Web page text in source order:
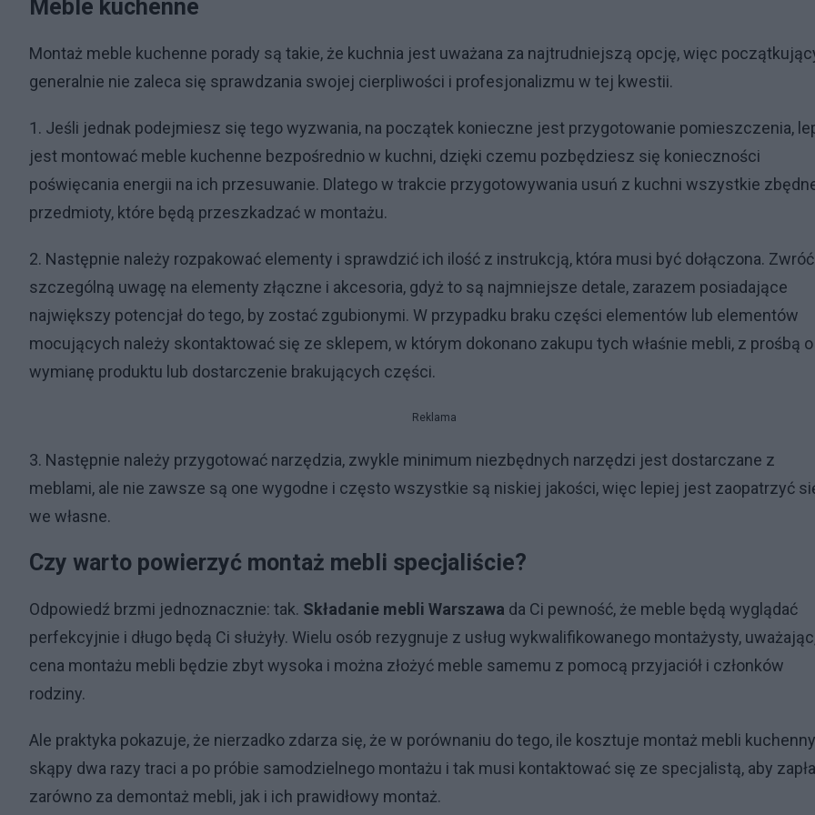
Meble kuchenne
Montaż meble kuchenne porady są takie, że kuchnia jest uważana za najtrudniejszą opcję, więc
generalnie nie zaleca się sprawdzania swojej cierpliwości i profesjonalizmu w tej kwestii.
1. Jeśli jednak podejmiesz się tego wyzwania, na początek konieczne jest przygotowanie pomieszczenia,
jest montować meble kuchenne bezpośrednio w kuchni, dzięki czemu pozbędziesz się konieczności
poświęcania energii na ich przesuwanie. Dlatego w trakcie przygotowywania usuń z kuchni wszystkie
przedmioty, które będą przeszkadzać w montażu.
2. Następnie należy rozpakować elementy i sprawdzić ich ilość z instrukcją, która musi być dołączona. Zwróć
szczególną uwagę na elementy złączne i akcesoria, gdyż to są najmniejsze detale, zarazem posiadające
największy potencjał do tego, by zostać zgubionymi. W przypadku braku części elementów lub elementów
mocujących należy skontaktować się ze sklepem, w którym dokonano zakupu tych właśnie mebli, z prośbą o
wymianę produktu lub dostarczenie brakujących części.
Reklama
3. Następnie należy przygotować narzędzia, zwykle minimum niezbędnych narzędzi jest dostarczane z
meblami, ale nie zawsze są one wygodne i często wszystkie są niskiej jakości, więc lepiej jest zaopatrzyć
we własne.
Czy warto powierzyć montaż mebli specjaliście?
Odpowiedź brzmi jednoznacznie: tak. Składanie mebli Warszawa da Ci pewność, że meble będą wyglądać
perfekcyjnie i długo będą Ci służyły. Wielu osób rezygnuje z usług wykwalifikowanego montażysty,
cena montażu mebli będzie zbyt wysoka i można złożyć meble samemu z pomocą przyjaciół i członków
rodziny.
Ale praktyka pokazuje, że nierzadko zdarza się, że w porównaniu do tego, ile kosztuje montaż mebli
skąpy dwa razy traci a po próbie samodzielnego montażu i tak musi kontaktować się ze specjalistą, aby
zarówno za demontaż mebli, jak i ich prawidłowy montaż.